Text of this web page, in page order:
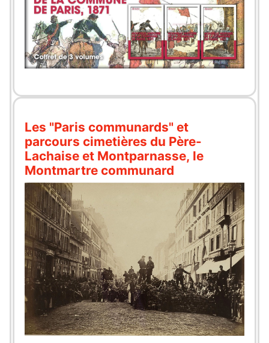
Les "Paris communards" et
parcours cimetières du Père-
Lachaise et Montparnasse, le
Montmartre communard